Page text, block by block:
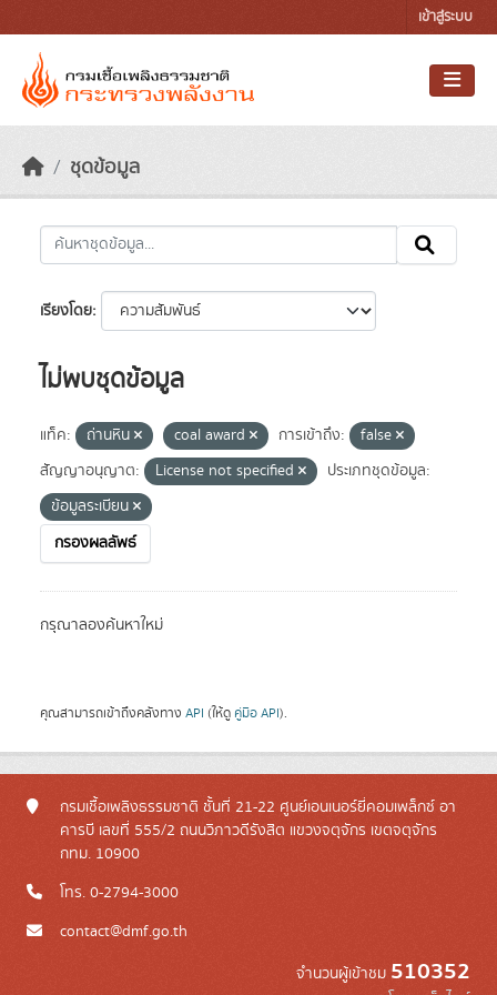
เข้าสู่ระบบ
ชุดข้อมูล
เรียงโดย
ไม่พบชุดข้อมูล
แท็ค: ถ่านหิน coal award การเข้าถึง:
false
สัญญาอนุญาต:
License not specified
ประเภทชุดข้อมูล:
ข้อมูลระเบียน
กรองผลลัพธ์
กรุณาลองค้นหาใหม่
คุณสามารถเข้าถึงคลังทาง API (ให้ดู คู่มือ API).
กรมเชื้อเพลิงธรรมชาติ ชั้นที่ 21-22 ศูนย์เอนเนอร์ยี่คอมเพล็กซ์ อา
คารบี เลขที่ 555/2 ถนนวิภาวดีรังสิต แขวงจตุจักร เขตจตุจักร
กทม. 10900
โทร. 0-2794-3000
contact@dmf.go.th
จำนวนผู้เข้าชม 510352